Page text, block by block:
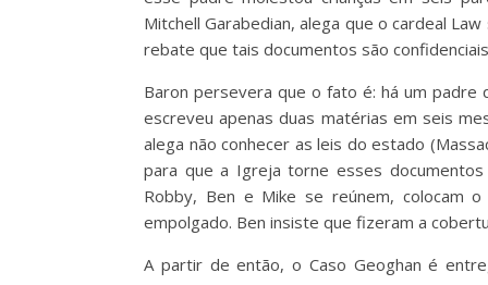
Mitchell Garabedian, alega que o cardeal
rebate que tais documentos são
Baron persevera que o fato é: há um
escreveu apenas duas matérias em seis
alega não conhecer as leis do estado
para que a Igreja torne esses
Robby, Ben e Mike se reúnem, colocam
empolgado. Ben insiste que fizeram a
A partir de então, o Caso Geoghan é